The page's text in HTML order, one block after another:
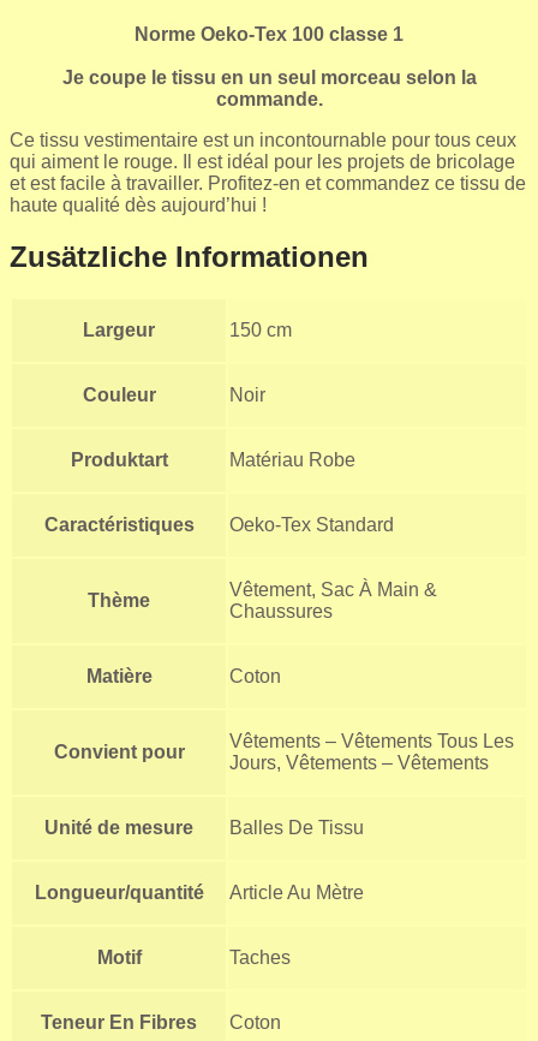
Norme Oeko-Tex 100 classe 1
Je coupe le tissu en un seul morceau selon la
commande.
Ce tissu vestimentaire est un incontournable pour tous ceux
qui aiment le rouge. Il est idéal pour les projets de bricolage
et est facile à travailler. Profitez-en et commandez ce tissu de
haute qualité dès aujourd’hui !
Zusätzliche Informationen
Largeur 150 cm
Couleur Noir
Produktart Matériau Robe
Caractéristiques Oeko-Tex Standard
Thème
Vêtement, Sac À Main &
Chaussures
Matière Coton
Convient pour
Vêtements – Vêtements Tous Les
Jours, Vêtements – Vêtements
Unité de mesure Balles De Tissu
Longueur/quantité Article Au Mètre
Motif Taches
Teneur En Fibres Coton